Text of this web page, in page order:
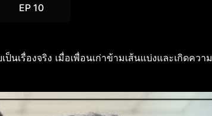
EP 10
นเรื่องจริง เมื่อเพื่อนเก่าข้ามเส้นแบ่งและเกิดความ